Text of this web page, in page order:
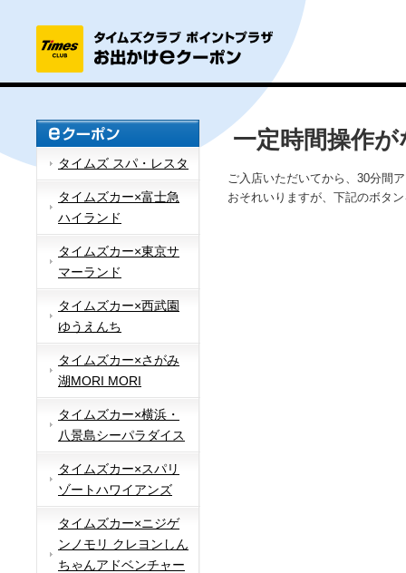
タイムズ スパ・レスタ
タイムズカー×富士急
ハイランド
タイムズカー×東京サ
マーランド
タイムズカー×西武園
ゆうえんち
タイムズカー×さがみ
湖MORI MORI
タイムズカー×横浜・
八景島シーパラダイス
タイムズカー×スパリ
ゾートハワイアンズ
タイムズカー×ニジゲ
ンノモリ クレヨンしん
ちゃんアドベンチャー
一定時間操作
ご入店いただいてから、30分間
おそれいりますが、下記のボタ